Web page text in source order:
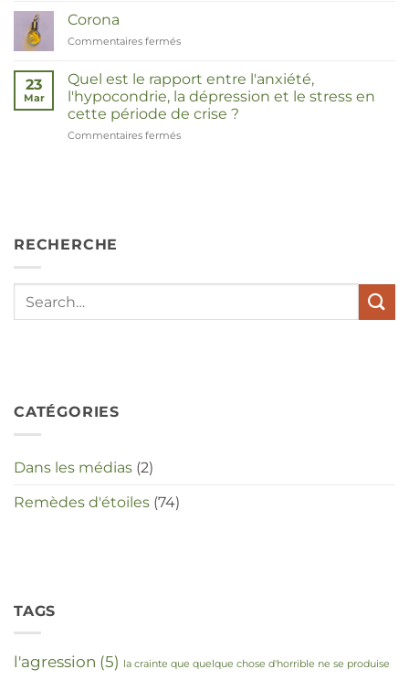
Corona
Commentaires fermés
23
Mar
Quel est le rapport entre l'anxiété,
l'hypocondrie, la dépression et le stress en
cette période de crise ?
Commentaires fermés
in
RECHERCHE
CATÉGORIES
Dans les médias (2)
Remèdes d'étoiles (74)
TAGS
l'agression (5)
la crainte que quelque chose d'horrible ne se produise